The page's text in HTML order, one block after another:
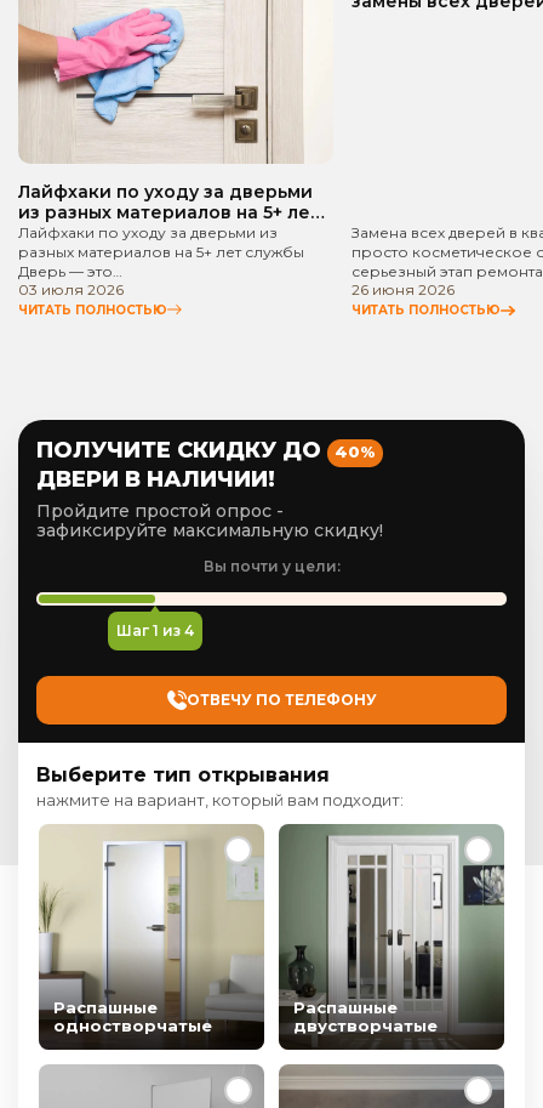
Лайфхаки по уходу за дверьми
из разных материалов на 5+ лет
службы
Лайфхаки по уходу за дверьми из
разных материалов на 5+ лет службы
Дверь — это…
03 июля 2026
ЧИТАТЬ ПОЛНОСТЬЮ
Замена всех дверей в
просто косметическое
серьезный этап
26 июня 2026
ЧИТАТЬ ПОЛНОСТЬЮ
ПОЛУЧИТЕ СКИДКУ ДО 40%
ДВЕРИ В НАЛИЧИИ!
Пройдите простой опрос -
зафиксируйте максимальную скидку!
Вы почти у цели:
Шаг 1 из 4
ОТВЕЧУ ПО ТЕЛЕФОНУ
Выберите тип открывания
нажмите на вариант, который вам подходит:
Распашные
одностворчатые
Распашные
двустворчатые